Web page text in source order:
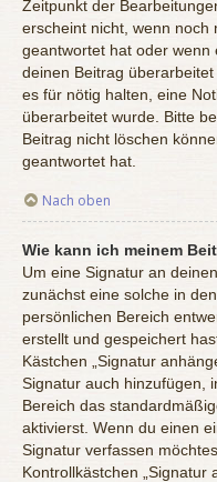
Zeitpunkt der
erscheint nicht, wenn noch
geantwortet hat oder
deinen Beitrag
es für nötig halten, eine
überarbeitet wurde. Bitte
Beitrag nicht löschen
geantwortet hat.
Nach oben
Wie kann ich meinem
Um eine Signatur an
zunächst eine solche in
persönlichen Bereich
erstellt und gespeichert
Kästchen „Signatur
Signatur auch hinzufügen,
Bereich das
aktivierst. Wenn du einen
Signatur verfassen
Kontrollkästchen „Signatur